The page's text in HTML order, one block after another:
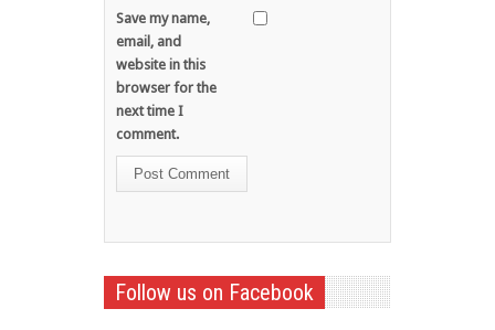
Save my name,
email, and
website in this
browser for the
next time I
comment.
Follow us on Facebook